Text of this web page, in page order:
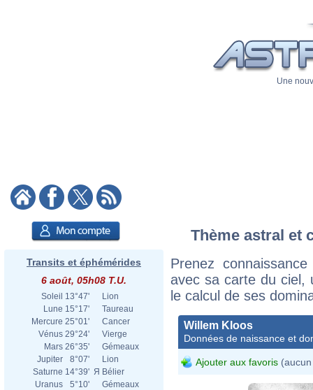
Une
Transits et éphémérides
6 août, 05h08 T.U.
Soleil 13°47'
Lion
Lune 15°17'
Taureau
Mercure 25°01'
Cancer
Vénus 29°24'
Vierge
Mars 26°35'
Gémeaux
Jupiter
8°07'
Lion
Saturne 14°39' Я Bélier
Uranus
5°10'
Gémeaux
Thème astral et
Prenez
avec sa carte du ciel,
le calcul de ses
Willem Kloos
Données de naissance et
Ajouter aux favoris